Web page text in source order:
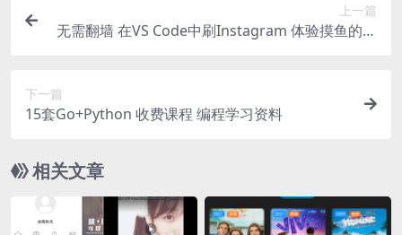
上一篇
无需翻墙 在VS Code中刷Instagram 体验摸鱼的快
下一篇
15套Go+Python 收费课程 编程学习资料
相关文章